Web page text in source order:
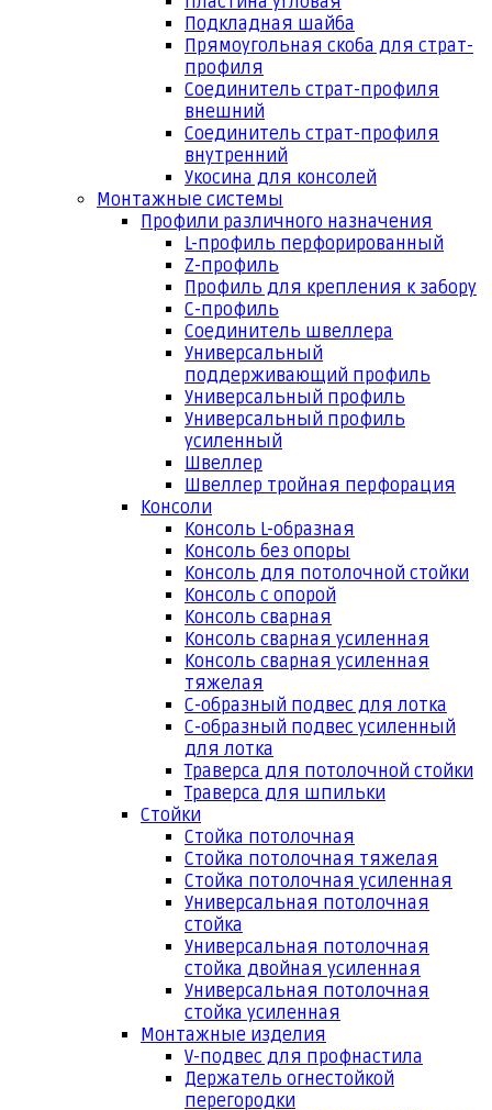
Подкладная шайба
Прямоугольная скоба для страт-
профиля
Соединитель страт-профиля
внешний
Соединитель страт-профиля
внутренний
Укосина для консолей
Монтажные системы
Профили различного назначения
L-профиль перфорированный
Z-профиль
Профиль для крепления к забору
С-профиль
Соединитель швеллера
Универсальный
поддерживающий профиль
Универсальный профиль
Универсальный профиль
усиленный
Швеллер
Швеллер тройная перфорация
Консоли
Консоль L-образная
Консоль без опоры
Консоль для потолочной стойки
Консоль с опорой
Консоль сварная
Консоль сварная усиленная
Консоль сварная усиленная
тяжелая
С-образный подвес для лотка
С-образный подвес усиленный
для лотка
Траверса для потолочной стойки
Траверса для шпильки
Стойки
Стойка потолочная
Стойка потолочная тяжелая
Стойка потолочная усиленная
Универсальная потолочная
стойка
Универсальная потолочная
стойка двойная усиленная
Универсальная потолочная
стойка усиленная
Монтажные изделия
V-подвес для профнастила
Держатель огнестойкой
перегородки